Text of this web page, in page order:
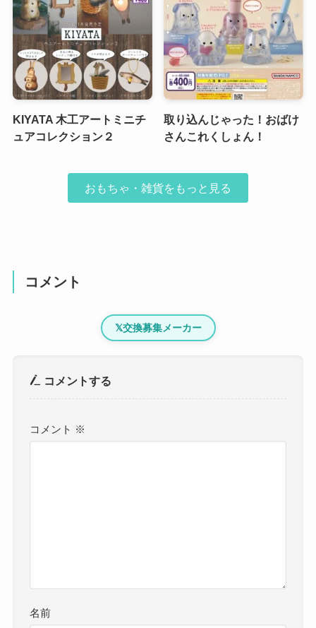
KIYATA 木工アートミニチ
ュアコレクション２
取り込んじゃった！おばけ
さんこれくしょん！
おもちゃ・雑貨をもっと見る
コメント
𝕏交換募集メーカー
コメントする
コメント ※
名前